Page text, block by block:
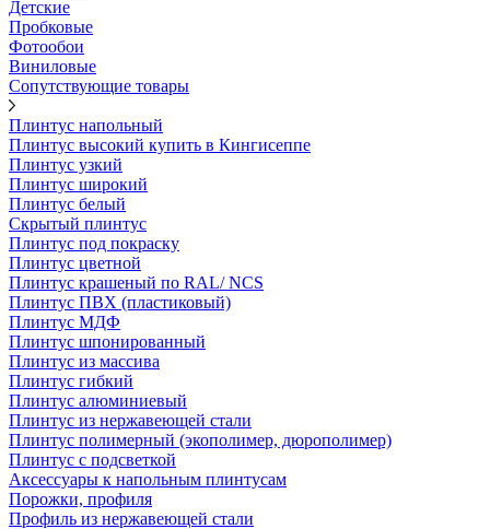
Детские
Пробковые
Фотообои
Виниловые
Сопутствующие товары
Плинтус напольный
Плинтус высокий купить в Кингисеппе
Плинтус узкий
Плинтус широкий
Плинтус белый
Скрытый плинтус
Плинтус под покраску
Плинтус цветной
Плинтус крашеный по RAL/ NCS
Плинтус ПВХ (пластиковый)
Плинтус МДФ
Плинтус шпонированный
Плинтус из массива
Плинтус гибкий
Плинтус алюминиевый
Плинтус из нержавеющей стали
Плинтус полимерный (экополимер, дюрополимер)
Плинтус с подсветкой
Аксессуары к напольным плинтусам
Порожки, профиля
Профиль из нержавеющей стали